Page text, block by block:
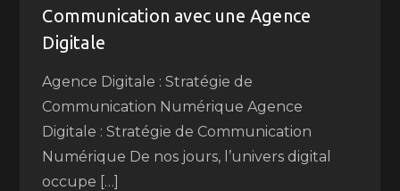
Communication avec une Agence
Digitale
Agence Digitale : Stratégie de
Communication Numérique Agence
Digitale : Stratégie de Communication
Numérique De nos jours, l’univers digital
occupe […]